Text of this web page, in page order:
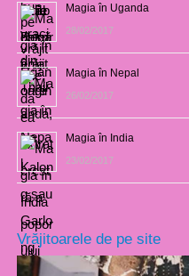
Magia în Uganda
28/02/2017
Magia în Nepal
26/02/2017
Magia în India
23/02/2017
Vrăjitoarele de pe site